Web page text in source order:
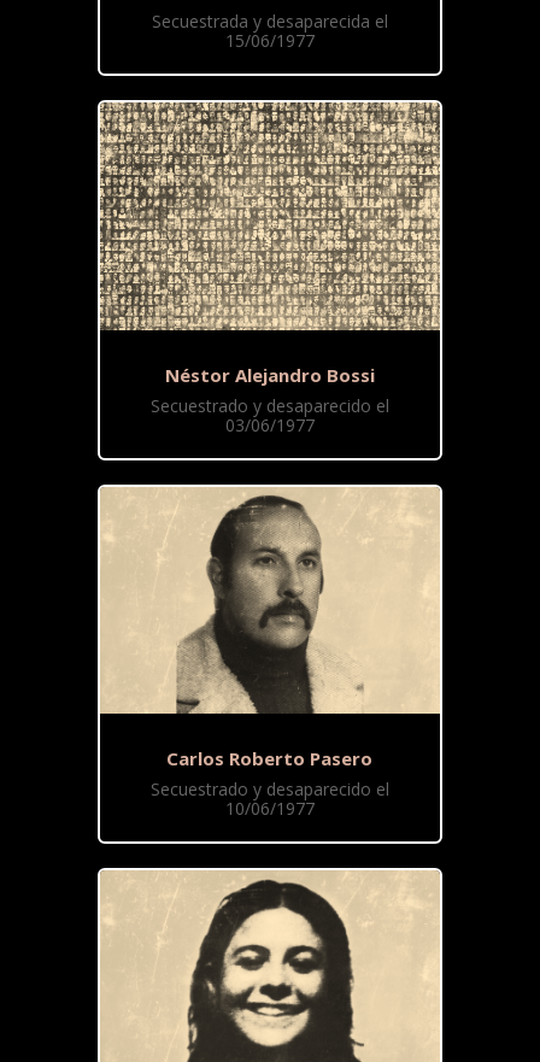
Secuestrada y desaparecida el
15/06/1977
Néstor Alejandro Bossi
Secuestrado y desaparecido el
03/06/1977
Carlos Roberto Pasero
Secuestrado y desaparecido el
10/06/1977